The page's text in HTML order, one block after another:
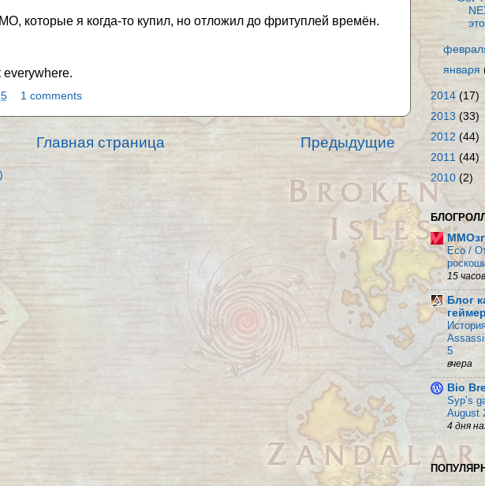
которые я когда-то купил, но отложил до фритуплей времён.
everywhere.
1 comments
Предыдущие
Главная страница
января
2014 (17)
2013 (33)
2012 (44)
2011 (44)
2010 (2)
Eco /
15
Блог
5
вчера
Bio
Syp’s
August
4 дня